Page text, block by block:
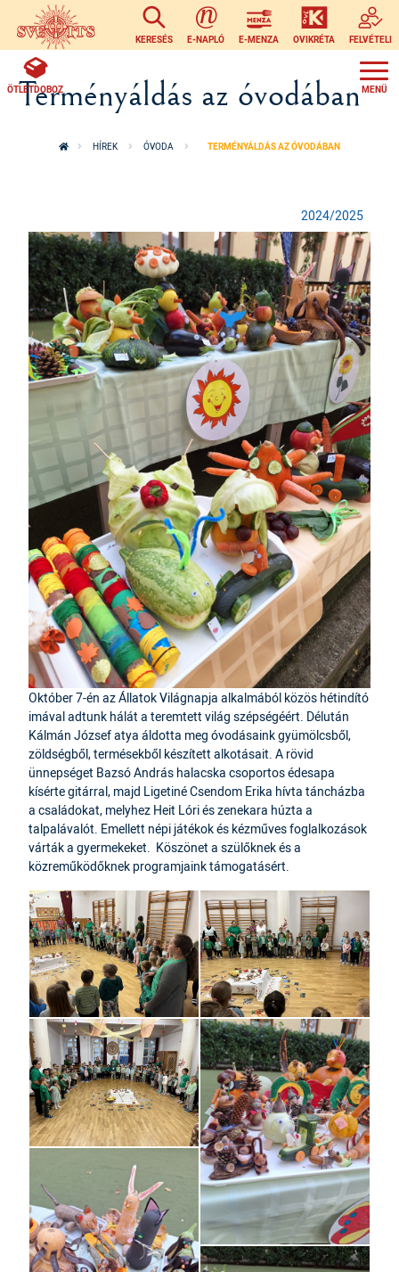
Ugrás a tartalomra
KERESÉS E-NAPLÓ E-MENZA OVIKRÉTA FELVÉTELI
ÖTLETDOBOZ
Terményáldás az óvodában
HÍREK ÓVODA TERMÉNYÁLDÁS AZ ÓVODÁBAN
2024/2025
Október 7-én az Állatok Világnapja alkalmából közös hétindító
imával adtunk hálát a teremtett világ szépségéért. Délután
Kálmán József atya áldotta meg óvodásaink gyümölcsből,
zöldségből, termésekből készített alkotásait. A rövid
ünnepséget Bazsó András halacska csoportos édesapa
kísérte gitárral, majd Ligetiné Csendom Erika hívta táncházba
a családokat, melyhez Heit Lóri és zenekara húzta a
talpalávalót. Emellett népi játékok és kézműves foglalkozások
várták a gyermekeket. Köszönet a szülőknek és a
közreműködőknek programjaink támogatásért.